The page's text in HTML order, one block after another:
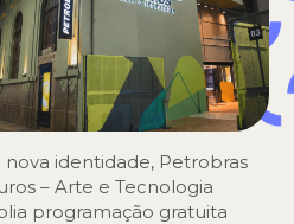
nova identidade, Petrobras
– Arte e Tecnologia
programação gratuita